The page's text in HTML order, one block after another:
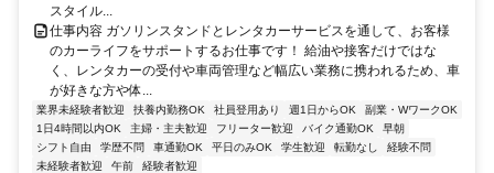
スタイル...
仕事内容 ガソリンスタンドとレンタカーサービスを通して、お客様
のカーライフをサポートするお仕事です！ 給油や接客だけではな
く、レンタカーの受付や車両管理など幅広い業務に携われるため、車
が好きな方や体...
業界未経験者歓迎 扶養内勤務OK 社員登用あり 週1日からOK
副業・WワークOK
1日4時間以内OK
主婦・主夫歓迎 フリーター歓迎 バイク通勤OK
早朝
シフト自由
学歴不問 車通勤OK 平日のみOK 学生歓迎 転勤なし
経験不問
未経験者歓迎
午前 経験者歓迎